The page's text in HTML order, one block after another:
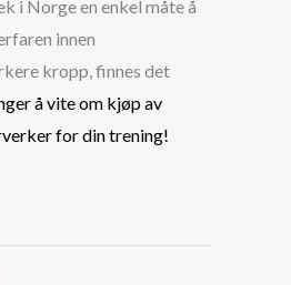
i Norge en enkel måte å
innen
kropp, finnes det
å vite om kjøp av
for din trening!